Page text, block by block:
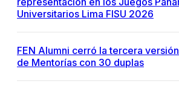
Universitarios Lima FISU 2026
FEN Alumni cerró la tercera
de Mentorías con 30 duplas